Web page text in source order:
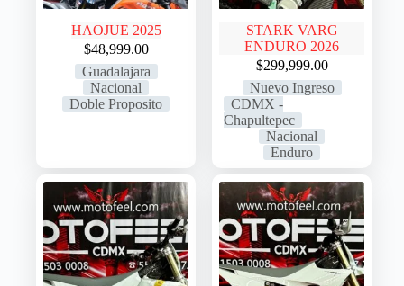
HAOJUE 2025
$48,999.00
Guadalajara
Nacional
Doble Proposito
STARK VARG
ENDURO 2026
$299,999.00
Nuevo Ingreso
CDMX -
Chapultepec
Nacional
Enduro